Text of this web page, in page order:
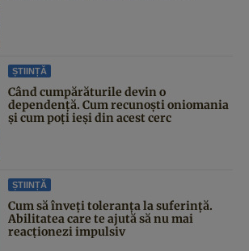
ȘTIINȚĂ
Când cumpărăturile devin o
dependență. Cum recunoști oniomania
și cum poți ieși din acest cerc
ȘTIINȚĂ
Cum să înveți toleranța la suferință.
Abilitatea care te ajută să nu mai
reacționezi impulsiv